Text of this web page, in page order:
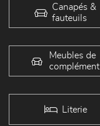
Canapés &
fauteuils
Meubles de
complément
Literie